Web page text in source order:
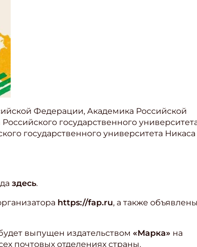
Федерации, Академика Российской
государственного
государственного университета Никаса
здесь.
https://fap.ru, а также
выпущен издательством «Марка» на
почтовых отделениях страны.